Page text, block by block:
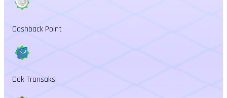
Cashback Point
Cek Transaksi